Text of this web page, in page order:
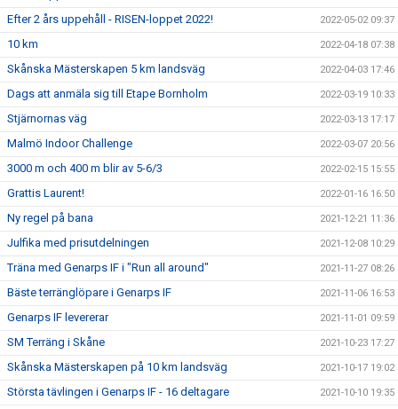
Efter 2 års uppehåll - RISEN-loppet 2022! 2022-05-02 09:37
10 km 2022-04-18 07:38
Skånska Mästerskapen 5 km landsväg 2022-04-03 17:46
Dags att anmäla sig till Etape Bornholm 2022-03-19 10:33
Stjärnornas väg 2022-03-13 17:17
Malmö Indoor Challenge 2022-03-07 20:56
3000 m och 400 m blir av 5-6/3 2022-02-15 15:55
Grattis Laurent! 2022-01-16 16:50
Ny regel på bana 2021-12-21 11:36
Julfika med prisutdelningen 2021-12-08 10:29
Träna med Genarps IF i "Run all around" 2021-11-27 08:26
Bäste terränglöpare i Genarps IF 2021-11-06 16:53
Genarps IF levererar 2021-11-01 09:59
SM Terräng i Skåne 2021-10-23 17:27
Skånska Mästerskapen på 10 km landsväg 2021-10-17 19:02
Största tävlingen i Genarps IF - 16 deltagare 2021-10-10 19:35